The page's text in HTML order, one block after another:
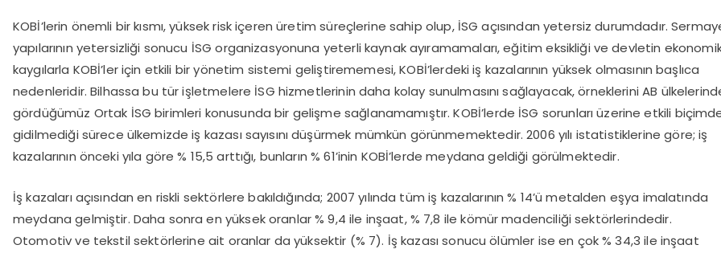
KOBİ’lerin önemli bir kısmı, yüksek risk içeren üretim süreçlerine sahip olup, İSG açısından yetersiz durumdadır.
yapılarının yetersizliği sonucu İSG organizasyonuna yeterli kaynak ayıramamaları, eğitim eksikliği ve devletin
kaygılarla KOBİ’ler için etkili bir yönetim sistemi geliştirememesi, KOBİ’lerdeki iş kazalarının yüksek olmasının başlıca
nedenleridir. Bilhassa bu tür işletmelere İSG hizmetlerinin daha kolay sunulmasını sağlayacak, örneklerini AB
gördüğümüz Ortak İSG birimleri konusunda bir gelişme sağlanamamıştır. KOBİ’lerde İSG sorunları üzerine etkili
gidilmediği sürece ülkemizde iş kazası sayısını düşürmek mümkün görünmemektedir. 2006 yılı istatistiklerine göre; iş
kazalarının önceki yıla göre % 15,5 arttığı, bunların % 61’inin KOBİ’lerde meydana geldiği görülmektedir.
İş kazaları açısından en riskli sektörlere bakıldığında; 2007 yılında tüm iş kazalarının % 14’ü metalden eşya imalatında
meydana gelmiştir. Daha sonra en yüksek oranlar % 9,4 ile inşaat, % 7,8 ile kömür madenciliği sektörlerindedir.
Otomotiv ve tekstil sektörlerine ait oranlar da yüksektir (% 7). İş kazası sonucu ölümler ise en çok % 34,3 ile inşaat